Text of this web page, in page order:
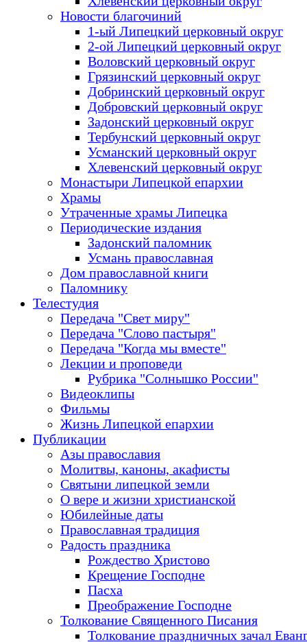
Новости благочиний
1-ый Липецкий церковный округ
2-ой Липецкий церковный округ
Воловский церковный округ
Грязинский церковный округ
Добринский церковный округ
Добровский церковный округ
Задонский церковный округ
Тербунский церковный округ
Усманский церковный округ
Хлевенский церковный округ
Монастыри Липецкой епархии
Храмы
Утраченные храмы Липецка
Периодические издания
Задонский паломник
Усмань православная
Дом православной книги
Паломнику
Телестудия
Передача "Свет миру"
Передача "Слово пастыря"
Передача "Когда мы вместе"
Лекции и проповеди
Рубрика "Солнышко России"
Видеоклипы
Фильмы
Жизнь Липецкой епархии
Публикации
Азы православия
Молитвы, каноны, акафисты
Святыни липецкой земли
О вере и жизни христианской
Юбилейные даты
Православная традиция
Радость праздника
Рождество Христово
Крещение Господне
Пасха
Преображение Господне
Толкование Священного Писания
Толкование праздничных зачал